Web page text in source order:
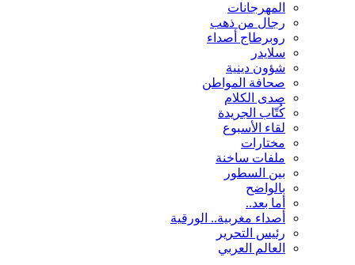
المهرجانات
رجال من ذهب
روبرطاج أصداء
سلايدر
شؤون دينية
صحافة المواطن
صدى الكلام
كُتّاب الجريدة
لقاء الأسبوع
مختارات
ملفات ساخنة
بين السطور
بالواضح
أما بعد..
أصداء مغربية.. الورقية
رئيس التحرير
العالم العربي